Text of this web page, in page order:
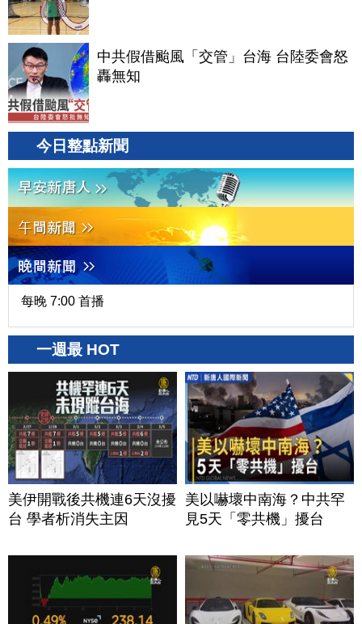
中共假借颱風「交管」台海 台陸委會怒
轟無知
今日整點新聞
每晚 7:00 首播
一週最 HOT
美伊開戰後共機連6天沒擾
台 學者析消失主因
美以嚇壞中南海？中共罕
見5天「零共機」擾台